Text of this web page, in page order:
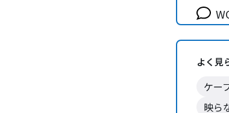
よく見
ケー
映ら